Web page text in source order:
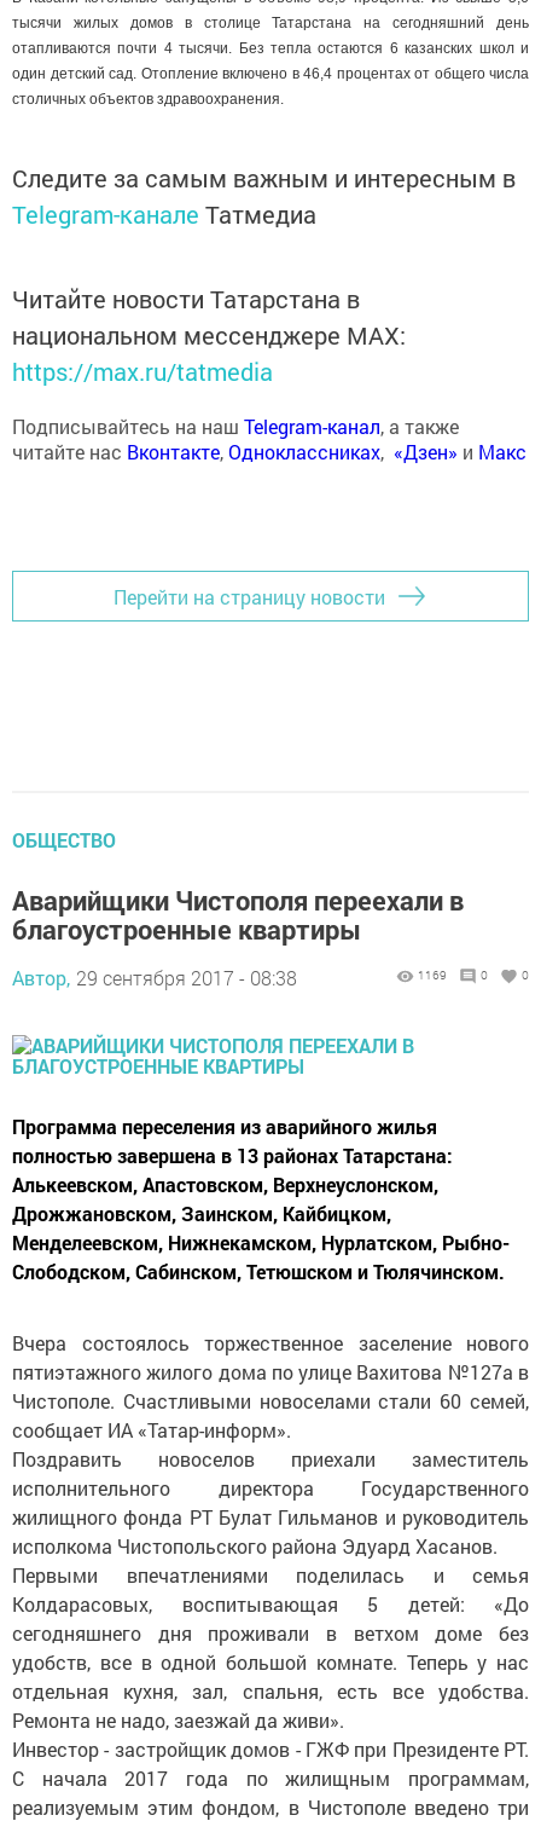
тысячи жилых домов в столице Татарстана на сегодняшний день
отапливаются почти 4 тысячи. Без тепла остаются 6 казанских школ и
один детский сад. Отопление включено в 46,4 процентах от общего числа
столичных объектов здравоохранения.
Следите за самым важным и интересным в
Telegram-канале Татмедиа
Читайте новости Татарстана в
национальном мессенджере MАХ:
https://max.ru/tatmedia
Подписывайтесь на наш Telegram-канал, а также
читайте нас Вконтакте,Одноклассниках, «Дзен» и Макс
Перейти на страницу новости
ОБЩЕСТВО
Аварийщики Чистополя переехали в
благоустроенные квартиры
Автор, 29 сентября 2017 - 08:38 1169 0 0
Программа переселения из аварийного жилья
полностью завершена в 13 районах Татарстана:
Алькеевском, Апастовском, Верхнеуслонском,
Дрожжановском, Заинском, Кайбицком,
Менделеевском, Нижнекамском, Нурлатском, Рыбно-
Слободском, Сабинском, Тетюшском и Тюлячинском.
Вчера состоялось торжественное заселение нового
пятиэтажного жилого дома по улице Вахитова №127а в
Чистополе. Счастливыми новоселами стали 60 семей,
сообщает ИА «Татар-информ».
Поздравить новоселов приехали заместитель
исполнительного директора Государственного
жилищного фонда РТ Булат Гильманов и руководитель
исполкома Чистопольского района Эдуард Хасанов.
Первыми впечатлениями поделилась и семья
Колдарасовых, воспитывающая 5 детей: «До
сегодняшнего дня проживали в ветхом доме без
удобств, все в одной большой комнате. Теперь у нас
отдельная кухня, зал, спальня, есть все удобства.
Ремонта не надо, заезжай да живи».
Инвестор - застройщик домов - ГЖФ при Президенте РТ.
С начала 2017 года по жилищным программам,
реализуемым этим фондом, в Чистополе введено три